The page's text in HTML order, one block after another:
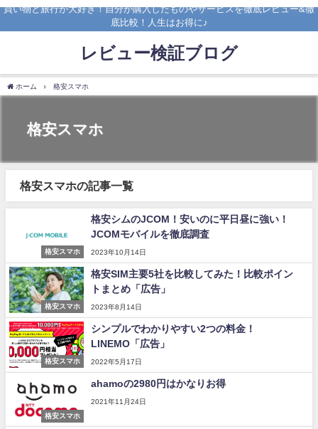
買い物と旅行が大好き！自分が購入したものやサービスを徹底レビュー&徹
底比較！人生はお得に♪
レビュー検証ブログ
ホーム 格安スマホ
格安スマホ
格安スマホの記事一覧
格安スマホ
格安シムのJCOM！安いのに平日昼に強い！
JCOMモバイルを徹底調査
2023年10月14日
格安スマホ
格安SIM主要5社を比較してみた！比較ポイン
トまとめ「広告」
2023年8月14日
格安スマホ
シンプルでわかりやすい2つの料金！
LINEMO「広告」
2022年5月17日
格安スマホ
ahamoの2980円はかなりお得
2021年11月24日